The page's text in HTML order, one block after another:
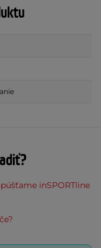
inSPORTline